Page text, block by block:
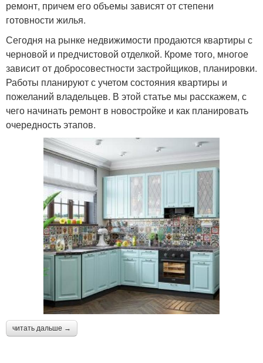
ремонт, причем его объемы зависят от степени
готовности жилья.
Сегодня на рынке недвижимости продаются квартиры с
черновой и предчистовой отделкой. Кроме того, многое
зависит от добросовестности застройщиков, планировки.
Работы планируют с учетом состояния квартиры и
пожеланий владельцев. В этой статье мы расскажем, с
чего начинать ремонт в новостройке и как планировать
очередность этапов.
читать дальше →